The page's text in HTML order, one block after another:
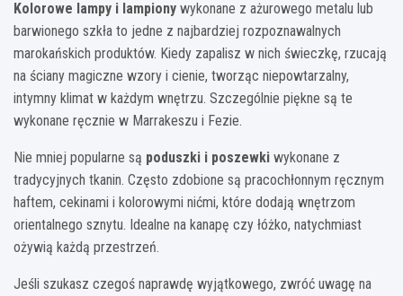
Kolorowe lampy i lampiony wykonane z ażurowego metalu lub
barwionego szkła to jedne z najbardziej rozpoznawalnych
marokańskich produktów. Kiedy zapalisz w nich świeczkę, rzucają
na ściany magiczne wzory i cienie, tworząc niepowtarzalny,
intymny klimat w każdym wnętrzu. Szczególnie piękne są te
wykonane ręcznie w Marrakeszu i Fezie.
Nie mniej popularne są poduszki i poszewki wykonane z
tradycyjnych tkanin. Często zdobione są pracochłonnym ręcznym
haftem, cekinami i kolorowymi nićmi, które dodają wnętrzom
orientalnego sznytu. Idealne na kanapę czy łóżko, natychmiast
ożywią każdą przestrzeń.
Jeśli szukasz czegoś naprawdę wyjątkowego, zwróć uwagę na